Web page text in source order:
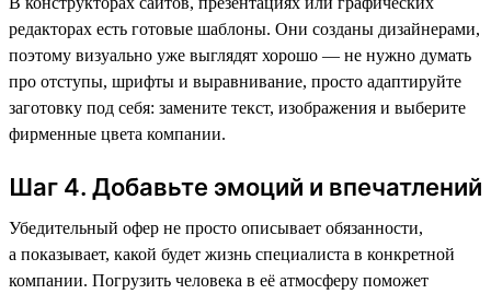
редакторах есть готовые шаблоны. Они созданы дизайнерами,
поэтому визуально уже выглядят хорошо — не нужно думать
про отступы, шрифты и выравнивание, просто адаптируйте
заготовку под себя: замените текст, изображения и выберите
фирменные цвета компании.
Шаг 4. Добавьте эмоций и впечатлений
Убедительный офер не просто описывает обязанности,
а показывает, какой будет жизнь специалиста в конкретной
компании. Погрузить человека в её атмосферу поможет